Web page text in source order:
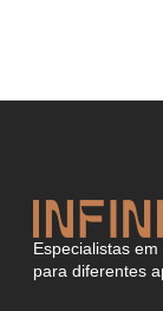
Especialistas
para diferentes